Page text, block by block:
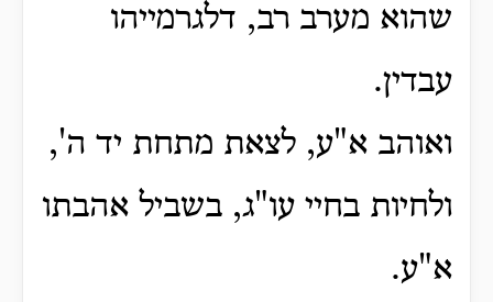
שהוא מערב רב, דלגרמייהו
עבדין.
ואוהב א"ע, לצאת מתחת יד ה',
ולחיות בחיי עו"ג, בשביל אהבתו
א"ע.